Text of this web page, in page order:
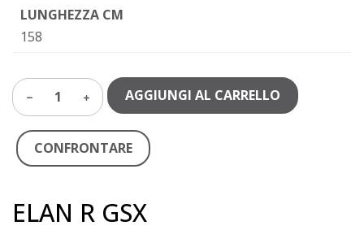
LUNGHEZZA CM
158
1 AGGIUNGI AL CARRELLO
CONFRONTARE
ELAN R GSX